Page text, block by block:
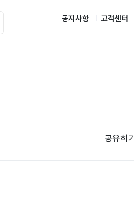
공지사항 고객센터
공유하기